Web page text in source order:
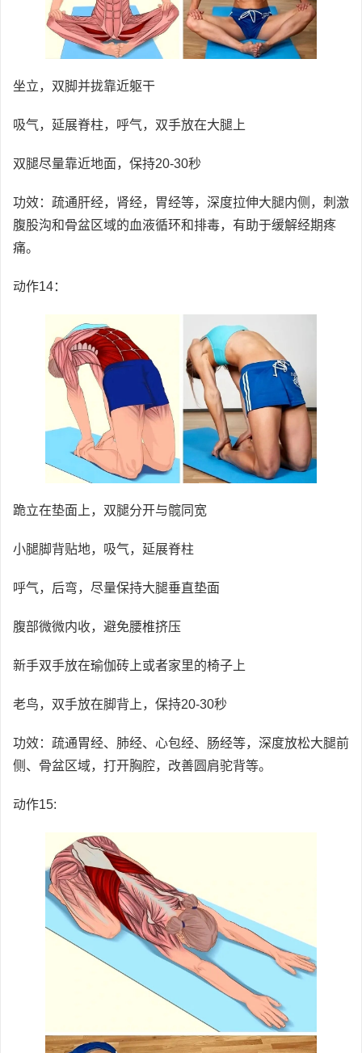
坐立，双脚并拢靠近躯干
吸气，延展脊柱，呼气，双手放在大腿上
双腿尽量靠近地面，保持20-30秒
功效：疏通肝经，肾经，胃经等，深度拉伸大腿内侧，刺激
腹股沟和骨盆区域的血液循环和排毒，有助于缓解经期疼
痛。
动作14：
跪立在垫面上，双腿分开与髋同宽
小腿脚背贴地，吸气，延展脊柱
呼气，后弯，尽量保持大腿垂直垫面
腹部微微内收，避免腰椎挤压
新手双手放在瑜伽砖上或者家里的椅子上
老鸟，双手放在脚背上，保持20-30秒
功效：疏通胃经、肺经、心包经、肠经等，深度放松大腿前
侧、骨盆区域，打开胸腔，改善圆肩驼背等。
动作15: